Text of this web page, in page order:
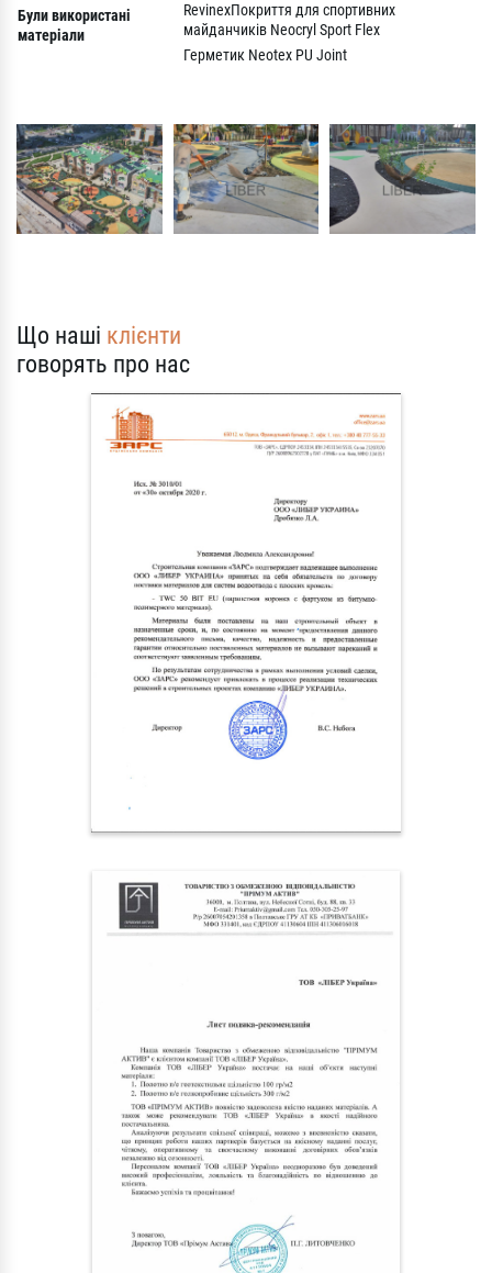
Були використані
матеріали
RevinexПокриття для спортивних
майданчиків Neocryl Sport Flex
Герметик Neotex PU Joint
Що наші клієнти
говорять про нас